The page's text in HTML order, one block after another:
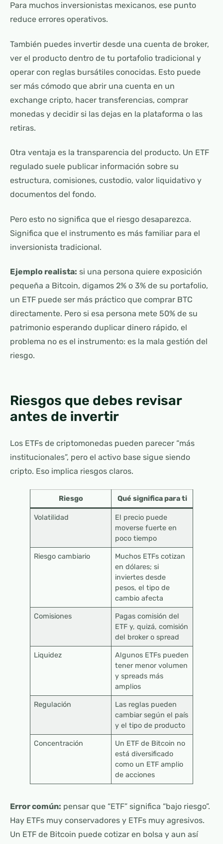
Para muchos inversionistas mexicanos, ese punto
reduce errores operativos.
También puedes invertir desde una cuenta de broker,
ver el producto dentro de tu portafolio tradicional y
operar con reglas bursátiles conocidas. Esto puede
ser más cómodo que abrir una cuenta en un
exchange cripto, hacer transferencias, comprar
monedas y decidir si las dejas en la plataforma o las
retiras.
Otra ventaja es la transparencia del producto. Un ETF
regulado suele publicar información sobre su
estructura, comisiones, custodio, valor liquidativo y
documentos del fondo.
Pero esto no significa que el riesgo desaparezca.
Significa que el instrumento es más familiar para el
inversionista tradicional.
Ejemplo realista: si una persona quiere exposición
pequeña a Bitcoin, digamos 2% o 3% de su portafolio,
un ETF puede ser más práctico que comprar BTC
directamente. Pero si esa persona mete 50% de su
patrimonio esperando duplicar dinero rápido, el
problema no es el instrumento: es la mala gestión del
riesgo.
Riesgos que debes revisar
antes de invertir
Los ETFs de criptomonedas pueden parecer “más
institucionales”, pero el activo base sigue siendo
cripto. Eso implica riesgos claros.
Riesgo Qué significa para ti
Volatilidad
El precio puede
moverse fuerte en
poco tiempo
Riesgo cambiario
Muchos ETFs cotizan
en dólares; si
inviertes desde
pesos, el tipo de
cambio afecta
Comisiones
Pagas comisión del
ETF y, quizá, comisión
del broker o spread
Liquidez
Algunos ETFs pueden
tener menor volumen
y spreads más
amplios
Regulación
Las reglas pueden
cambiar según el país
y el tipo de producto
Concentración
Un ETF de Bitcoin no
está diversificado
como un ETF amplio
de acciones
Error común: pensar que “ETF” significa “bajo riesgo”.
Hay ETFs muy conservadores y ETFs muy agresivos.
Un ETF de Bitcoin puede cotizar en bolsa y aun así